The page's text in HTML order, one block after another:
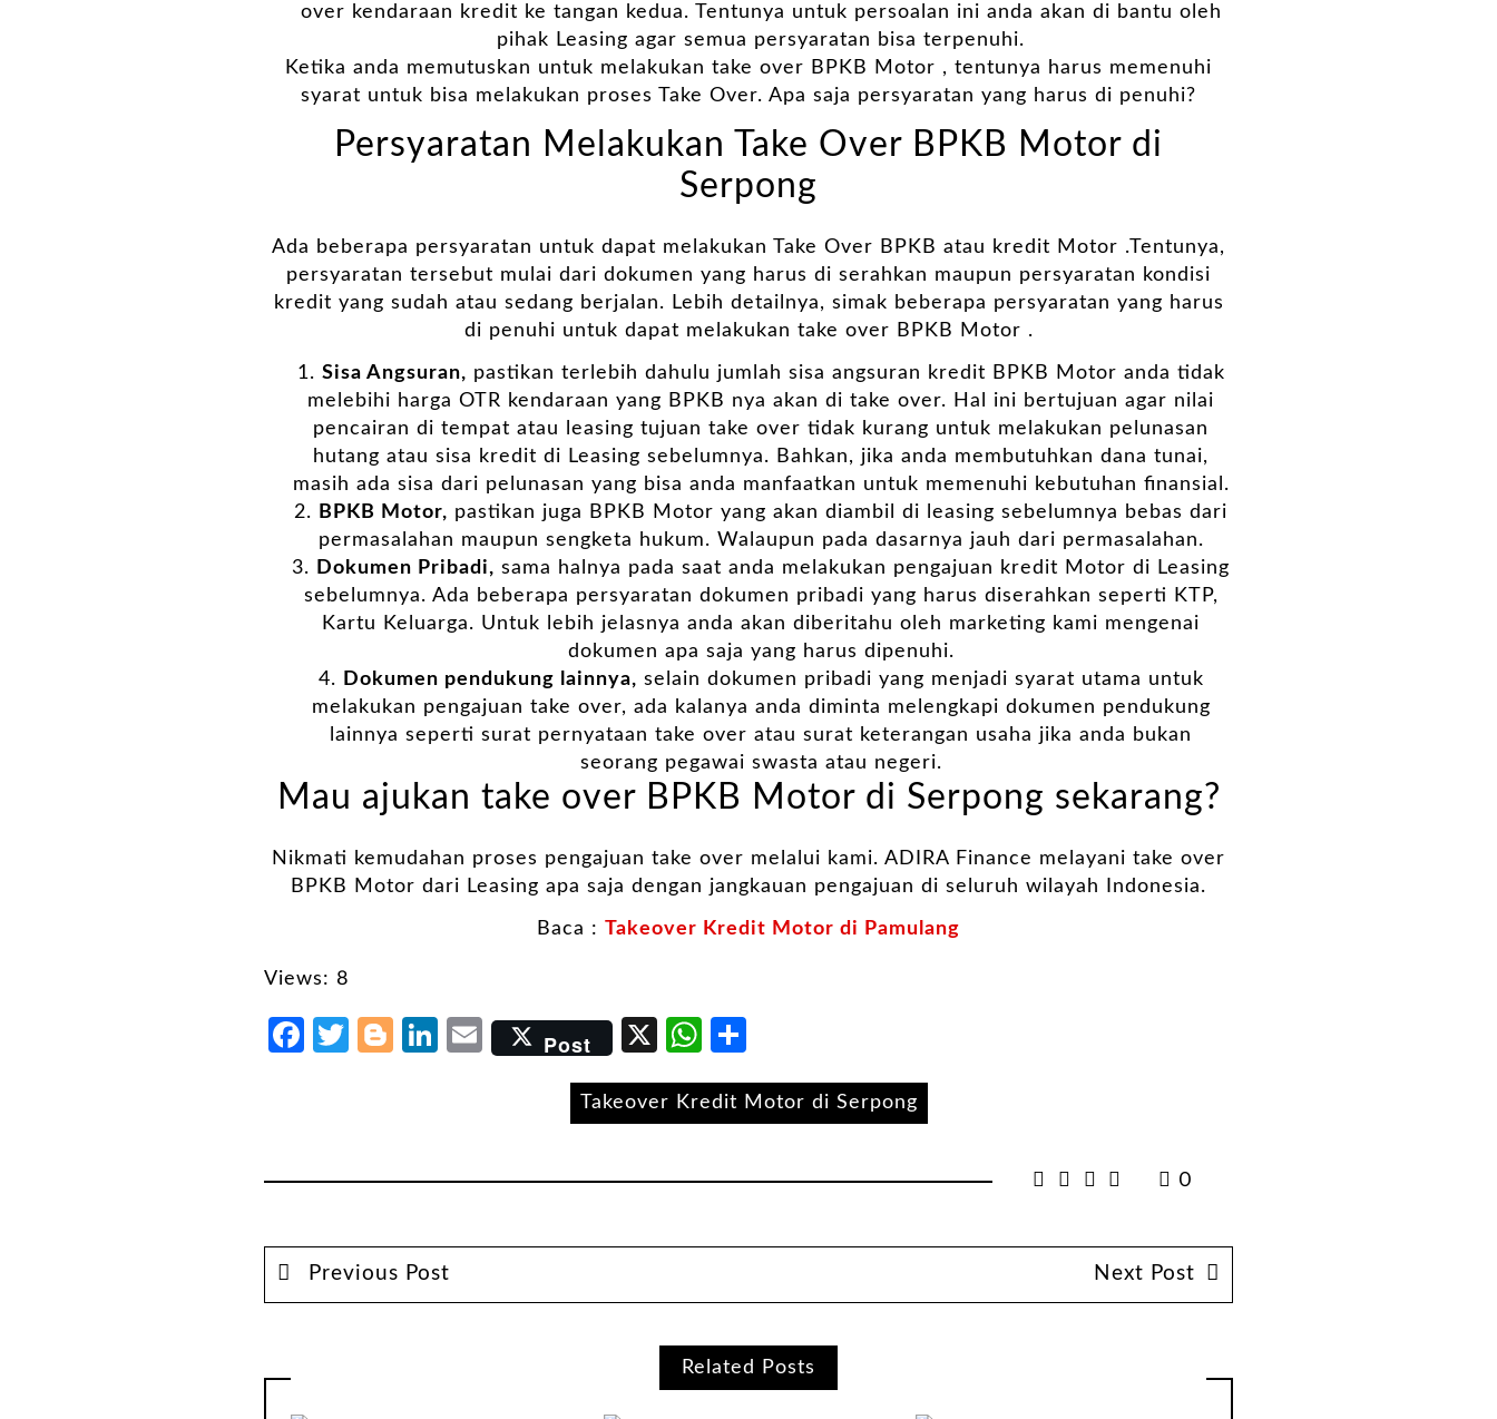
over kendaraan kredit ke tangan kedua. Tentunya untuk persoalan ini anda akan di bantu oleh
pihak Leasing agar semua persyaratan bisa terpenuhi.
Ketika anda memutuskan untuk melakukan take over BPKB Motor , tentunya harus memenuhi
syarat untuk bisa melakukan proses Take Over. Apa saja persyaratan yang harus di penuhi?
Persyaratan Melakukan Take Over BPKB Motor di
Serpong
Ada beberapa persyaratan untuk dapat melakukan Take Over BPKB atau kredit Motor .Tentunya,
persyaratan tersebut mulai dari dokumen yang harus di serahkan maupun persyaratan kondisi
kredit yang sudah atau sedang berjalan. Lebih detailnya, simak beberapa persyaratan yang harus
di penuhi untuk dapat melakukan take over BPKB Motor .
Sisa Angsuran, pastikan terlebih dahulu jumlah sisa angsuran kredit BPKB Motor anda tidak
melebihi harga OTR kendaraan yang BPKB nya akan di take over. Hal ini bertujuan agar nilai
pencairan di tempat atau leasing tujuan take over tidak kurang untuk melakukan pelunasan
hutang atau sisa kredit di Leasing sebelumnya. Bahkan, jika anda membutuhkan dana tunai,
masih ada sisa dari pelunasan yang bisa anda manfaatkan untuk memenuhi kebutuhan finansial.
BPKB Motor, pastikan juga BPKB Motor yang akan diambil di leasing sebelumnya bebas dari
permasalahan maupun sengketa hukum. Walaupun pada dasarnya jauh dari permasalahan.
Dokumen Pribadi, sama halnya pada saat anda melakukan pengajuan kredit Motor di Leasing
sebelumnya. Ada beberapa persyaratan dokumen pribadi yang harus diserahkan seperti KTP,
Kartu Keluarga. Untuk lebih jelasnya anda akan diberitahu oleh marketing kami mengenai
dokumen apa saja yang harus dipenuhi.
Dokumen pendukung lainnya, selain dokumen pribadi yang menjadi syarat utama untuk
melakukan pengajuan take over, ada kalanya anda diminta melengkapi dokumen pendukung
lainnya seperti surat pernyataan take over atau surat keterangan usaha jika anda bukan
seorang pegawai swasta atau negeri.
Mau ajukan take over BPKB Motor di Serpong sekarang?
Nikmati kemudahan proses pengajuan take over melalui kami. ADIRA Finance melayani take over
BPKB Motor dari Leasing apa saja dengan jangkauan pengajuan di seluruh wilayah Indonesia.
Baca : Takeover Kredit Motor di Pamulang
Views: 8
Facebook
Twitter
Blogger
LinkedIn
EmailPost X WhatsApp
Takeover Kredit Motor di Serpong
0
Previous Post Next Post
Related Posts